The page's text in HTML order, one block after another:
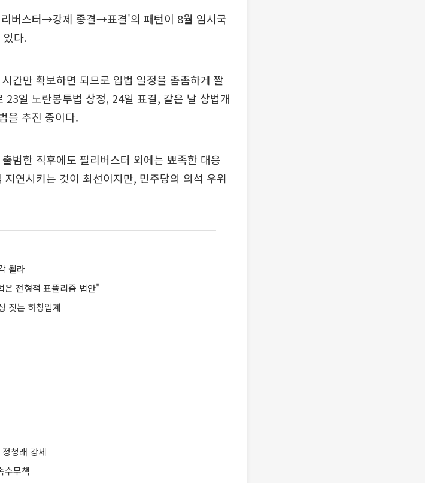
버스터→강제 종결→표결'의 패턴이 8월 임시국
있다.
간만 확보하면 되므로 입법 일정을 촘촘하게 짤
일 노란봉투법 상정, 24일 표결, 같은 날 상법개
을 추진 중이다.
범한 직후에도 필리버스터 외에는 뾰족한 대응
연시키는 것이 최선이지만, 민주당의 의석 우위
될라
은 전형적 표퓰리즘 법안"
짓는 하청업계
청래 강세
수무책